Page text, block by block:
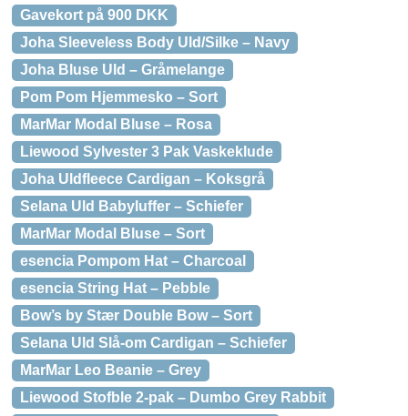
Gavekort på 900 DKK
Joha Sleeveless Body Uld/Silke – Navy
Joha Bluse Uld – Gråmelange
Pom Pom Hjemmesko – Sort
MarMar Modal Bluse – Rosa
Liewood Sylvester 3 Pak Vaskeklude
Joha Uldfleece Cardigan – Koksgrå
Selana Uld Babyluffer – Schiefer
MarMar Modal Bluse – Sort
esencia Pompom Hat – Charcoal
esencia String Hat – Pebble
Bow’s by Stær Double Bow – Sort
Selana Uld Slå-om Cardigan – Schiefer
MarMar Leo Beanie – Grey
Liewood Stofble 2-pak – Dumbo Grey Rabbit